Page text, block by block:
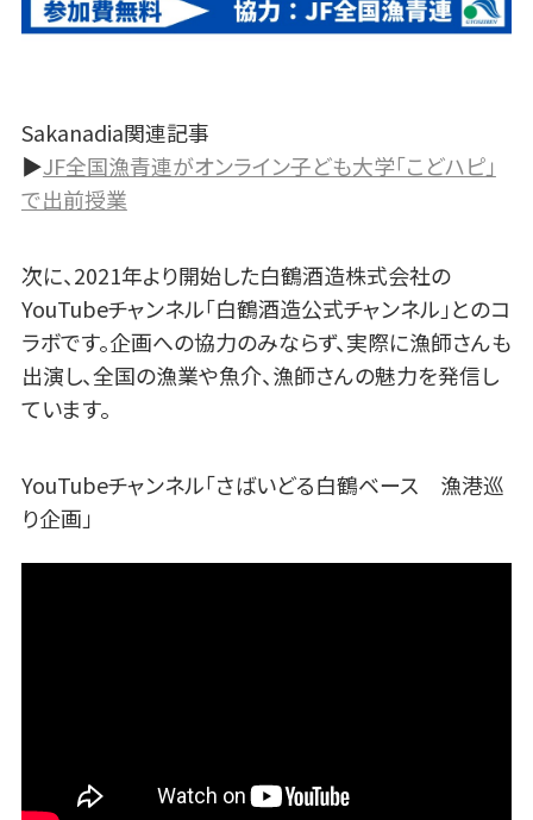
Sakanadia関連記事
▶JF全国漁青連がオンライン子ども大学「こどハピ」
で出前授業
次に、2021年より開始した白鶴酒造株式会社の
YouTubeチャンネル「白鶴酒造公式チャンネル」とのコ
ラボです。企画への協力のみならず、実際に漁師さんも
出演し、全国の漁業や魚介、漁師さんの魅力を発信し
ています。
YouTubeチャンネル「さばいどる白鶴ベース 漁港巡
り企画」